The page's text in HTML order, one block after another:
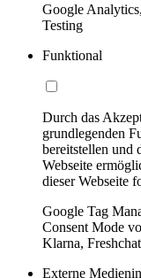
Google
Testing
Funktional
Durch das
grundlegenden
bereitstellen und
Webseite
dieser Webseite
Google Tag
Consent Mode
Klarna, Freshchat
Externe